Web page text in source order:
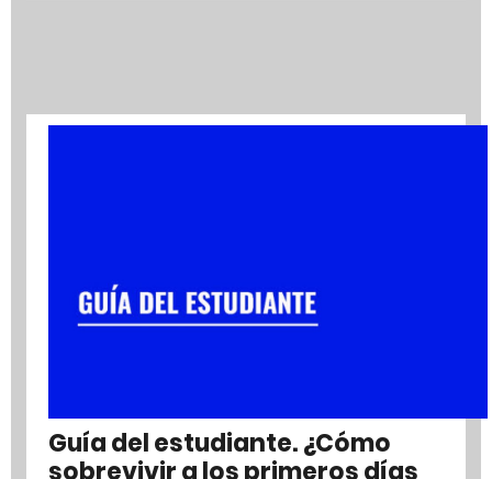
Guía del estudiante. ¿Cómo
sobrevivir a los primeros días